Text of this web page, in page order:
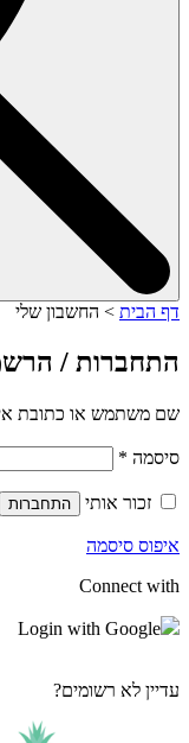
דף הבית > החשבון שלי
התחברות /
שם משתמש או כתובת
סיסמה *
זכור אותי התחברות
איפוס סיסמה
Connect with
Login with Google
עדיין לא רשומים?